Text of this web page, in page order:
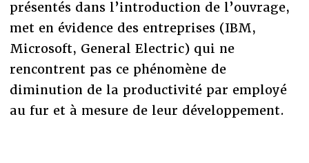
présentés dans l’introduction de l’ouvrage,
met en évidence des entreprises (IBM,
Microsoft, General Electric) qui ne
rencontrent pas ce phénomène de
diminution de la productivité par employé
au fur et à mesure de leur développement.